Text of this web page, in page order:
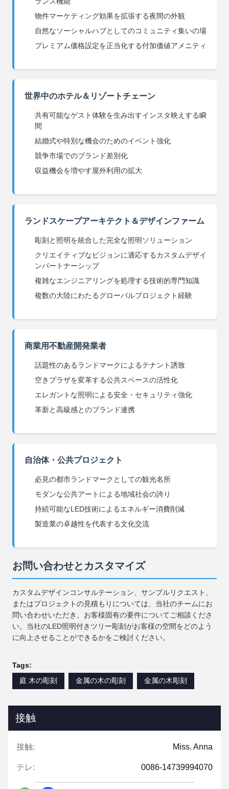
物件マーケティング効果を拡張する夜間の外観
自然なソーシャルハブとしてのコミュニティ集いの場
プレミアム価格設定を正当化する付加価値アメニティ
世界中のホテル＆リゾートチェーン
共有可能なゲスト体験を生み出すインスタ映えする瞬
間
結婚式や特別な機会のためのイベント強化
競争市場でのブランド差別化
収益機会を増やす屋外利用の拡大
ランドスケープアーキテクト＆デザインファーム
彫刻と照明を統合した完全な照明ソリューション
クリエイティブなビジョンに適応するカスタムデザイ
ンパートナーシップ
複雑なエンジニアリングを処理する技術的専門知識
複数の大陸にわたるグローバルプロジェクト経験
商業用不動産開発業者
話題性のあるランドマークによるテナント誘致
空きプラザを変革する公共スペースの活性化
エレガントな照明による安全・セキュリティ強化
革新と高級感とのブランド連携
自治体・公共プロジェクト
必見の都市ランドマークとしての観光名所
モダンな公共アートによる地域社会の誇り
持続可能なLED技術によるエネルギー消費削減
製造業の卓越性を代表する文化交流
お問い合わせとカスタマイズ
カスタムデザインコンサルテーション、サンプルリクエスト、
またはプロジェクトの見積もりについては、当社のチームにお
問い合わせいただき、お客様固有の要件についてご相談くださ
い。当社のLED照明付きツリー彫刻がお客様の空間をどのよう
に向上させることができるかをご検討ください。
Tags:
庭 木の彫刻
金属の木の彫刻 金属の木彫刻
接触
接触: Miss. Anna
テレ: 0086-14739994070